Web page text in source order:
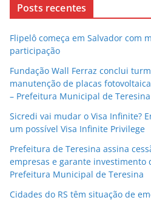
Posts recentes
Flipelô começa em Salvador com
participação
Fundação Wall Ferraz conclui
manutenção de placas
– Prefeitura Municipal de Teresina
Sicredi vai mudar o Visa Infinite?
um possível Visa Infinite Privilege
Prefeitura de Teresina assina
empresas e garante investimento
Prefeitura Municipal de Teresina
Cidades do RS têm situação de